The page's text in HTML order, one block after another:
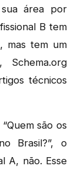
área por
B tem
mas tem um
técnicos
são os
Brasil?”, o
A, não. Esse